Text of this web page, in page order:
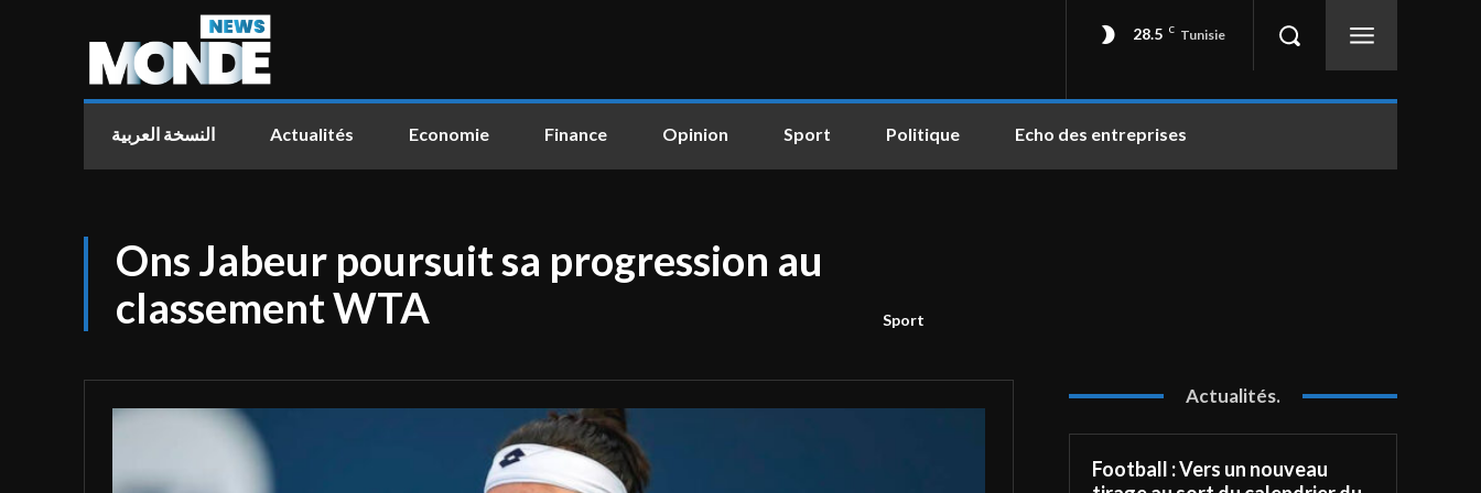
28.5 C Tunisie
النسخة العربية Actualités Economie Finance Opinion Sport Politique Echo des entreprises
Ons Jabeur poursuit sa progression au
classement WTA
Sport
Actualités.
Football : Vers un nouveau